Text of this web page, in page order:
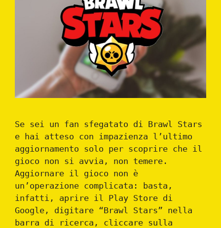
Se sei un fan sfegatato di Brawl Stars
e hai atteso con impazienza l’ultimo
aggiornamento solo per scoprire che il
gioco non si avvia, non temere.
Aggiornare il gioco non è
un’operazione complicata: basta,
infatti, aprire il Play Store di
Google, digitare “Brawl Stars” nella
barra di ricerca, cliccare sulla